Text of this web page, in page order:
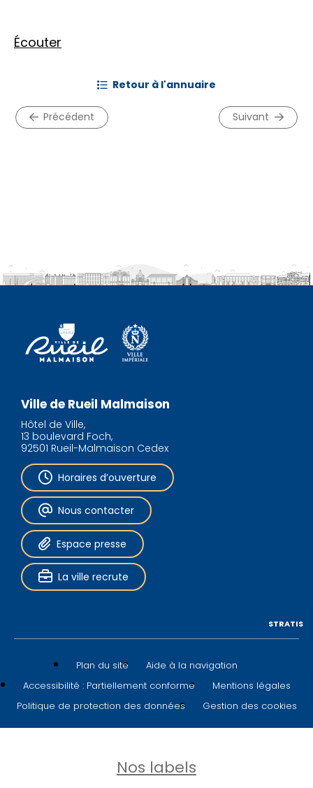
Écouter
précédent
retour à l'annuaire
suivant
Ville de Rueil Malmaison
Hôtel de Ville,
13 boulevard Foch,
92501 Rueil-Malmaison Cedex
Horaires d’ouverture
Nous contacter
Espace presse
La ville recrute
Plan du site
Aide à la navigation
Accessibilité : Partiellement conforme
Mentions légales
Politique de protection des données
Gestion des cookies
STRATIS
Nos labels